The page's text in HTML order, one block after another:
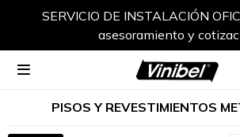
SERVICIO DE INSTALACIÓN
asesoramiento y

PISOS Y REVESTIMIENTOS